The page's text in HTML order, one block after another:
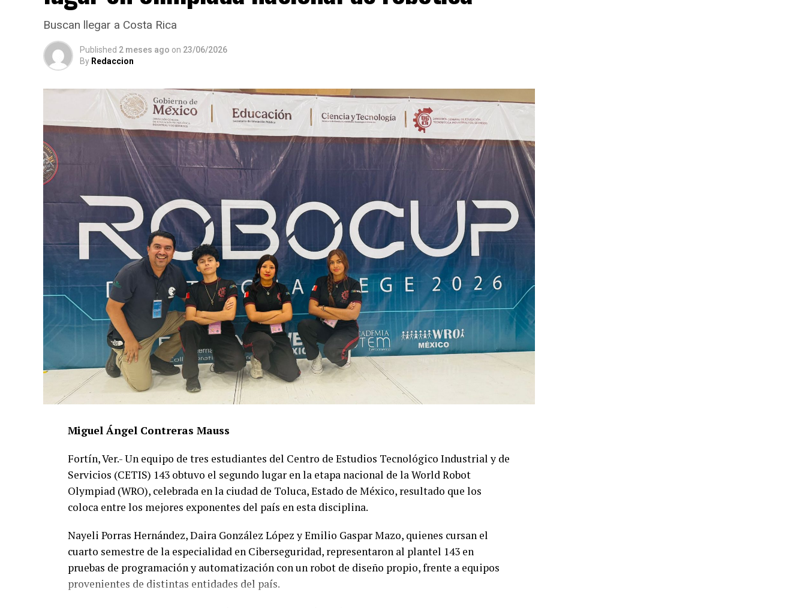
Buscan llegar a Costa Rica
Published 2 meses ago on 23/06/2026
By Redaccion
Miguel Ángel Contreras Mauss
Fortín, Ver.- Un equipo de tres estudiantes del Centro de Estudios Tecnológico Industrial y de
Servicios (CETIS) 143 obtuvo el segundo lugar en la etapa nacional de la World Robot
Olympiad (WRO), celebrada en la ciudad de Toluca, Estado de México, resultado que los
coloca entre los mejores exponentes del país en esta disciplina.
Nayeli Porras Hernández, Daira González López y Emilio Gaspar Mazo, quienes cursan el
cuarto semestre de la especialidad en Ciberseguridad, representaron al plantel 143 en
pruebas de programación y automatización con un robot de diseño propio, frente a equipos
provenientes de distintas entidades del país.